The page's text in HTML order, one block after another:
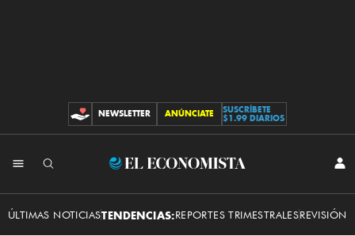
CONTRIBUCIONES
NEWSLETTER ANÚNCIATE
SUSCRÍBETE
$1.99 DIARIOS
El
ÚLTIMAS NOTICIASTENDENCIAS:REPORTES TRIMESTRALESREVISIÓN